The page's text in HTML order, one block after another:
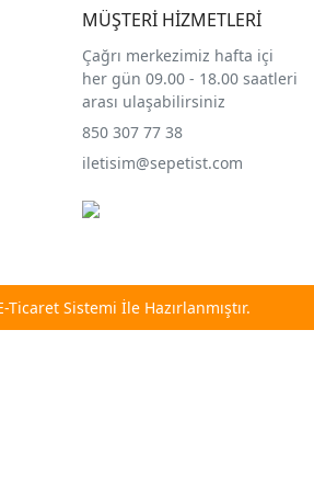
MÜŞTERİ HİZMETLERİ
Çağrı merkezimiz hafta içi
her gün 09.00 - 18.00 saatleri
arası ulaşabilirsiniz
850 307 77 38
iletisim@sepetist.com
Ticaret Sistemi İle Hazırlanmıştır.